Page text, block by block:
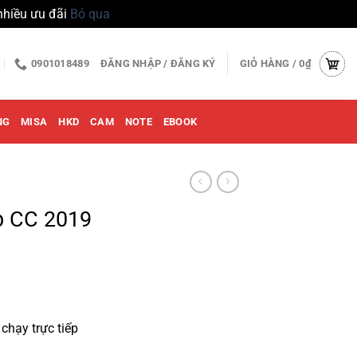
ưu đãi Bỏ qua
0901018489 ĐĂNG NHẬP / ĐĂNG KÝ GIỎ HÀNG /0₫
MISA HKD CAM NOTE EBOOK
CC 2019
trực tiếp